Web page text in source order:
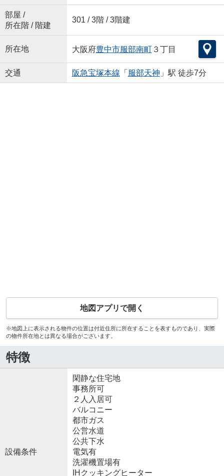
部屋 /
所在階 / 階建
301 / 3階 / 3階建
所在地 大阪府豊中市服部南町３丁目
交通 阪急宝塚本線 「 服部天神 」駅 徒歩7分
地図アプリで開く
※地図上に表示される物件の位置は付近住所に所在することを表すものであり、実際
の物件所在地とは異なる場合がございます。
特徴
設備条件
閑静な住宅地
事務所可
２人入居可
バルコニー
都市ガス
公営水道
公共下水
電気有
洗濯機置場有
IHクッキングヒーター